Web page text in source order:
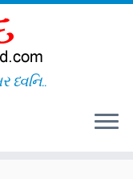
ધ્વનિ..